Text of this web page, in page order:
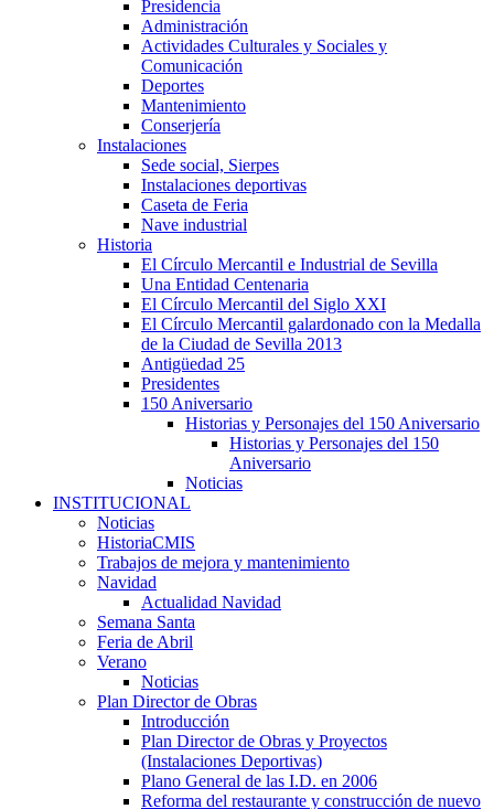
Presidencia
Administración
Actividades Culturales y Sociales y
Comunicación
Deportes
Mantenimiento
Conserjería
Instalaciones
Sede social, Sierpes
Instalaciones deportivas
Caseta de Feria
Nave industrial
Historia
El Círculo Mercantil e Industrial de Sevilla
Una Entidad Centenaria
El Círculo Mercantil del Siglo XXI
El Círculo Mercantil galardonado con la Medalla
de la Ciudad de Sevilla 2013
Antigüedad 25
Presidentes
150 Aniversario
Historias y Personajes del 150 Aniversario
Historias y Personajes del 150
Aniversario
Noticias
INSTITUCIONAL
Noticias
HistoriaCMIS
Trabajos de mejora y mantenimiento
Navidad
Actualidad Navidad
Semana Santa
Feria de Abril
Verano
Noticias
Plan Director de Obras
Introducción
Plan Director de Obras y Proyectos
(Instalaciones Deportivas)
Plano General de las I.D. en 2006
Reforma del restaurante y construcción de nuevo